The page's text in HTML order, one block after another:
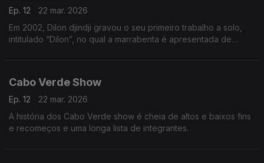
Ep. 12
22 mar. 2026
Em 2002, Dilon djindji gravou o seu primeiro trabalho a solo,
intitulado “Dilon”, no qual a marrabenta é apresentada de
Cabo Verde Show
Ep. 12
22 mar. 2026
A história dos Cabo Verde show é cheia de altos e baixos fins
e recomeços e uma longa lista de integrantes.